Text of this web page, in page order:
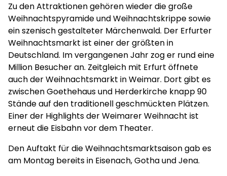
Zu den Attraktionen gehören wieder die große
Weihnachtspyramide und Weihnachtskrippe sowie
ein szenisch gestalteter Märchenwald. Der Erfurter
Weihnachtsmarkt ist einer der größten in
Deutschland. Im vergangenen Jahr zog er rund eine
Million Besucher an. Zeitgleich mit Erfurt öffnete
auch der Weihnachtsmarkt in Weimar. Dort gibt es
zwischen Goethehaus und Herderkirche knapp 90
Stände auf den traditionell geschmückten Plätzen.
Einer der Highlights der Weimarer Weihnacht ist
erneut die Eisbahn vor dem Theater.
Den Auftakt für die Weihnachtsmarktsaison gab es
am Montag bereits in Eisenach, Gotha und Jena.